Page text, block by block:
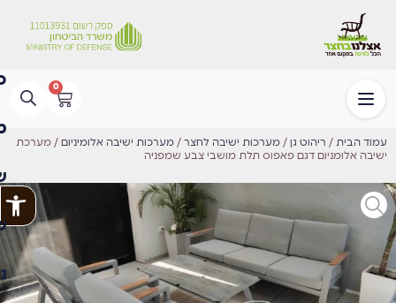
0
עמוד הבית / ריהוט גן / מערכות ישיבה לחצר / מערכות ישיבה אלומיניום / מערכת
ישיבה אלומניום דגם פאפוס תלת מושבי צבע שמפניה